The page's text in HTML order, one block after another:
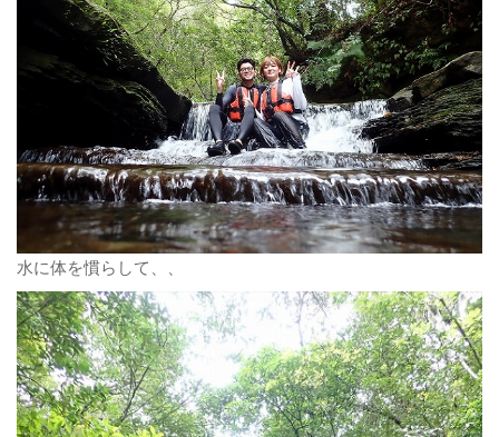
水に体を慣らして、、